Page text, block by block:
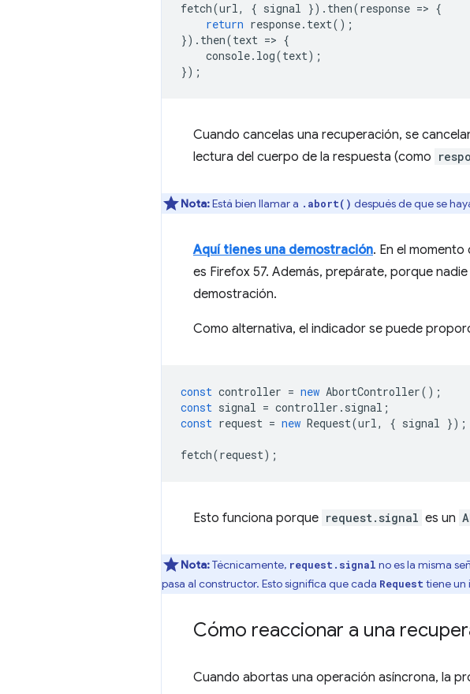
fetch(url, { signal }). then(response => {
return response. text();
}). then(text => {
console. log(text);
});
Cuando cancelas una recuperación, se
lectura del cuerpo de la respuesta (como
Nota:Está bien llamar a .abort() después de que se
Aquí tienes una demostración. En el
es Firefox 57. Además, prepárate, porque
demostración.
Como alternativa, el indicador se puede
const controller = new AbortController();
const signal = controller . signal ;
const request = new Request(url, { signal });
fetch(request);
Esto funciona porque request.signal es un
Nota:Técnicamente, request.signal no es la misma
pasa al constructor. Esto significa que cada Request tiene un
Cómo reaccionar a una
Cuando abortas una operación asíncrona, la